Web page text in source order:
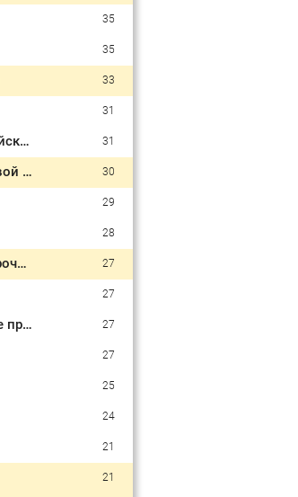
35
35
33
31
31
Газовый маршрут через Черное море не сбавляет ход: Европа продолжает забирать российское топливо
30
Разворот в небе: Индия отказалась от нового российского истребителя Су-57Э, выбрав свой путь
29
28
27
Киргизия назвала РФ стратегическим партнером: одна деталь заставляет усомниться в прочности союза
27
27
Не только наследство: какие выплаты после смерти пенсионера можно получить, если не пропустить срок
27
25
24
21
21